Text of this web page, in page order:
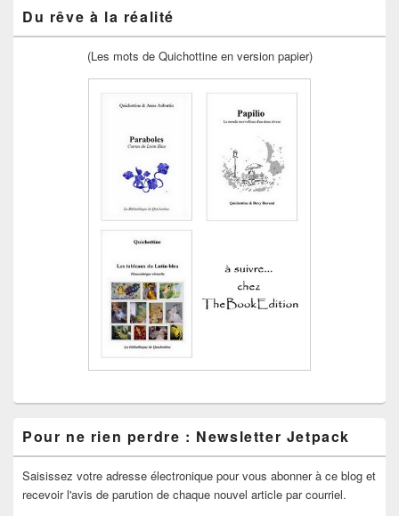
Du rêve à la réalité
(Les mots de Quichottine en version papier)
Pour ne rien perdre : Newsletter Jetpack
Saisissez votre adresse électronique pour vous abonner à ce blog et
recevoir l'avis de parution de chaque nouvel article par courriel.